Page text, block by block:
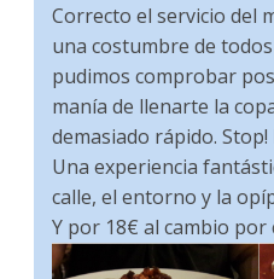
Correcto el servicio del
una costumbre de
pudimos comprobar
manía de llenarte la
demasiado rápido. Stop!
Una experiencia
calle, el entorno y la
Y por 18€ al cambio por